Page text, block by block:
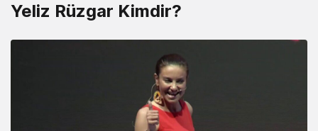
Yeliz Rüzgar Kimdir?